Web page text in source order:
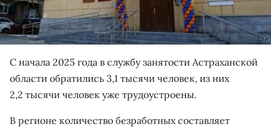
С начала 2025 года в службу занятости Астраханской
области обратились 3,1 тысячи человек, из них
2,2 тысячи человек уже трудоустроены.
В регионе количество безработных составляет